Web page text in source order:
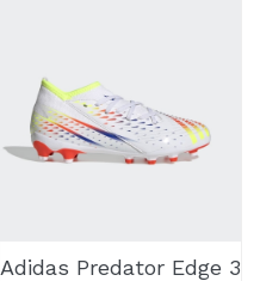
Adidas Predator Edge 3